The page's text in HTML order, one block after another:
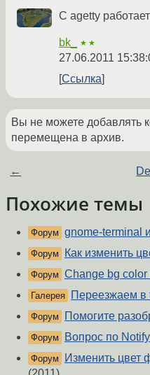
С agetty
bk_ ★★
27.06.2011
Ссылка
Вы не можете добавлять
перемещена в архив.
←
Похожие темы
Форум gnome-terminal
Форум Как изменить
Форум Change bg color
Галерея Переезжаем в
Форум Помогите
Форум Вопрос по
Форум
Изменить цвет